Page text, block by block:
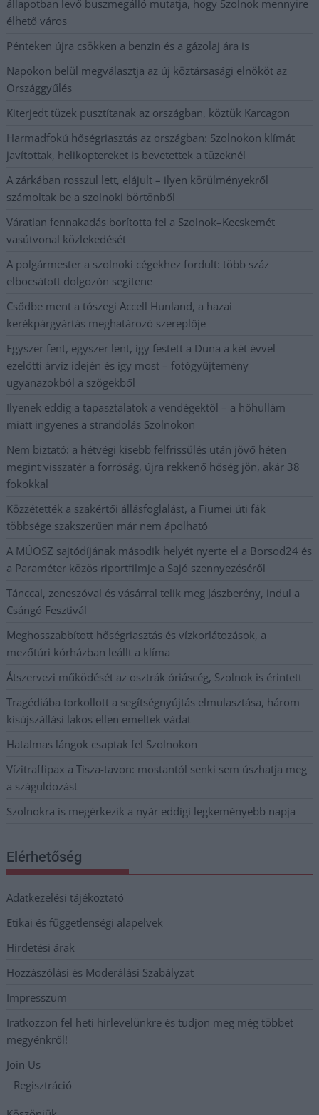
állapotban levő buszmegálló mutatja, hogy Szolnok mennyire
élhető város
Pénteken újra csökken a benzin és a gázolaj ára is
Napokon belül megválasztja az új köztársasági elnököt az
Országgyűlés
Kiterjedt tüzek pusztítanak az országban, köztük Karcagon
Harmadfokú hőségriasztás az országban: Szolnokon klímát
javítottak, helikoptereket is bevetettek a tüzeknél
A zárkában rosszul lett, elájult – ilyen körülményekről
számoltak be a szolnoki börtönből
Váratlan fennakadás borította fel a Szolnok–Kecskemét
vasútvonal közlekedését
A polgármester a szolnoki cégekhez fordult: több száz
elbocsátott dolgozón segítene
Csődbe ment a tószegi Accell Hunland, a hazai
kerékpárgyártás meghatározó szereplője
Egyszer fent, egyszer lent, így festett a Duna a két évvel
ezelőtti árvíz idején és így most – fotógyűjtemény
ugyanazokból a szögekből
Ilyenek eddig a tapasztalatok a vendégektől – a hőhullám
miatt ingyenes a strandolás Szolnokon
Nem biztató: a hétvégi kisebb felfrissülés után jövő héten
megint visszatér a forróság, újra rekkenő hőség jön, akár 38
fokokkal
Közzétették a szakértői állásfoglalást, a Fiumei úti fák
többsége szakszerűen már nem ápolható
A MÚOSZ sajtódíjának második helyét nyerte el a Borsod24 és
a Paraméter közös riportfilmje a Sajó szennyezéséről
Tánccal, zeneszóval és vásárral telik meg Jászberény, indul a
Csángó Fesztivál
Meghosszabbított hőségriasztás és vízkorlátozások, a
mezőtúri kórházban leállt a klíma
Átszervezi működését az osztrák óriáscég, Szolnok is érintett
Tragédiába torkollott a segítségnyújtás elmulasztása, három
kisújszállási lakos ellen emeltek vádat
Hatalmas lángok csaptak fel Szolnokon
Vízitraffipax a Tisza-tavon: mostantól senki sem úszhatja meg
a száguldozást
Szolnokra is megérkezik a nyár eddigi legkeményebb napja
Elérhetőség
Adatkezelési tájékoztató
Etikai és függetlenségi alapelvek
Hirdetési árak
Hozzászólási és Moderálási Szabályzat
Impresszum
Iratkozzon fel heti hírlevelünkre és tudjon meg még többet
megyénkről!
Join Us
Regisztráció